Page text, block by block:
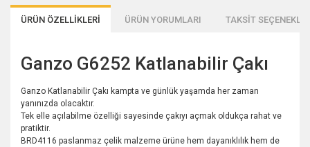
ÜRÜN ÖZELLİKLERİ ÜRÜN YORUMLARI TAKSİT
Ganzo G6252 Katlanabilir Çakı
Ganzo Katlanabilir Çakı kampta ve günlük yaşamda her zaman
yanınızda olacaktır.
Tek elle açılabilme özelliği sayesinde çakıyı açmak oldukça rahat ve
pratiktir.
BRD4116 paslanmaz çelik malzeme ürüne hem dayanıklılık hem de